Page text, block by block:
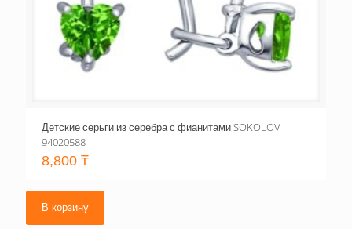
Детские серьги из серебра с фианитами SOKOLOV
94020588
8,800 ₸
В корзину